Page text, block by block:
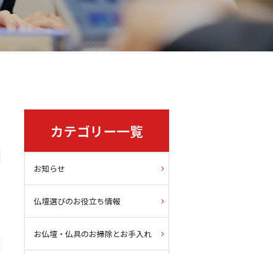
カテゴリー一覧
お知らせ
仏壇選びのお役立ち情報
お仏壇・仏具のお掃除とお手入れ